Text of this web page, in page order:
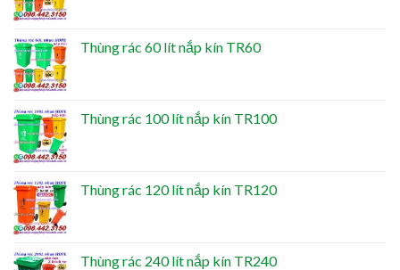
Thùng rác 60 lít nắp kín TR60
Thùng rác 100 lít nắp kín TR100
Thùng rác 120 lít nắp kín TR120
Thùng rác 240 lít nắp kín TR240